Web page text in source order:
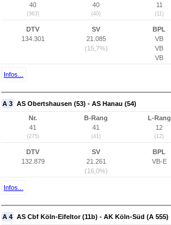
40
(363)
40
(40)
11
(11)
DTV
134.301
SV
21.085
(15,7%)
BPL
VB
VB
VB
Infos...
A 3 AS Obertshausen (53) - AS Hanau (54)
Nr.
41
(275)
B-Rang
41
(41)
L-Rang
12
(12)
DTV
132.879
SV
21.261
(16,0%)
BPL
VB-E
Infos...
A 4 AS Cbf Köln-Eifeltor (11b) - AK Köln-Süd (A 555)